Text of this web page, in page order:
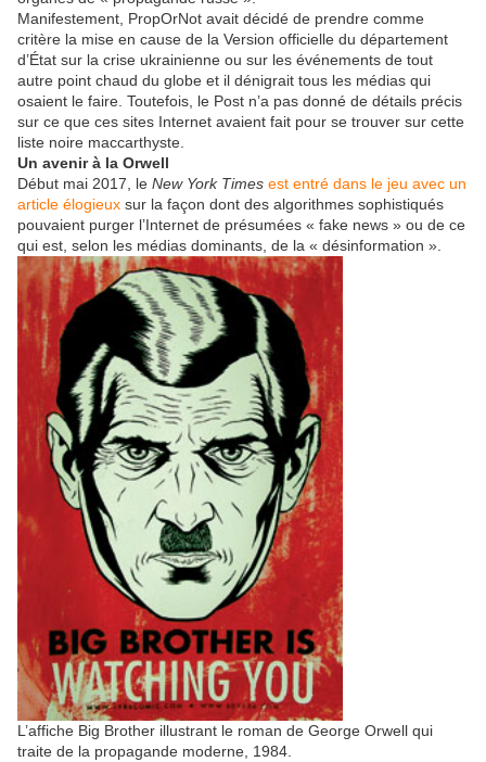
Manifestement, PropOrNot avait décidé de prendre comme
critère la mise en cause de la Version officielle du département
d’État sur la crise ukrainienne ou sur les événements de tout
autre point chaud du globe et il dénigrait tous les médias qui
osaient le faire. Toutefois, le Post n’a pas donné de détails précis
sur ce que ces sites Internet avaient fait pour se trouver sur cette
liste noire maccarthyste.
Un avenir à la Orwell
Début mai 2017, le New York Times est entré dans le jeu avec un
article élogieux sur la façon dont des algorithmes sophistiqués
pouvaient purger l’Internet de présumées « fake news » ou de ce
qui est, selon les médias dominants, de la « désinformation ».
L’affiche Big Brother illustrant le roman de George Orwell qui
traite de la propagande moderne, 1984.